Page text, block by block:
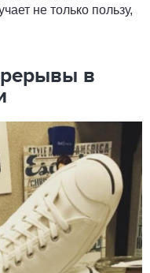
не только пользу,
в